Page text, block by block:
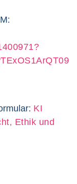
KI
Ethik und